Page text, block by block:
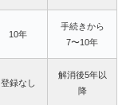
10年
手続きから
7〜10年
登録なし
解消後5年以
降